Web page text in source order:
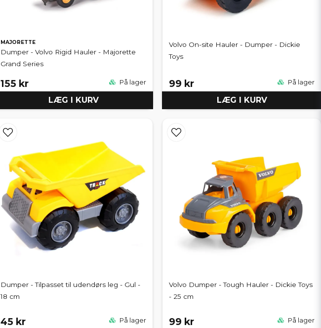
MAJORETTE
Dumper - Volvo Rigid Hauler - Majorette
Grand Series
155 kr På lager
LÆG I KURV
Volvo On-site Hauler - Dumper - Dickie
Toys
99 kr På lager
LÆG I KURV
Dumper - Tilpasset til udendørs leg - Gul -
18 cm
45 kr På lager
Volvo Dumper - Tough Hauler - Dickie Toys
- 25 cm
99 kr På lager